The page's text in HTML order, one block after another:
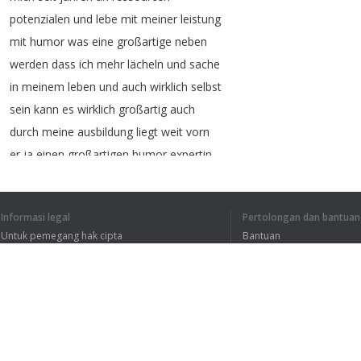
potenzialen und lebe mit meiner leistung
mit humor was eine großartige neben
werden dass ich mehr lächeln und sache
in meinem leben und auch wirklich selbst
sein kann es wirklich großartig auch
durch meine ausbildung liegt weit vorn
er ja einen großartigen humor expertin
von irja gewisse
herzlich in unserem gespräch und wie
Informasi legal
Untuk pemegang hak cipta
Pertolongan dan bantuan
Bantuan